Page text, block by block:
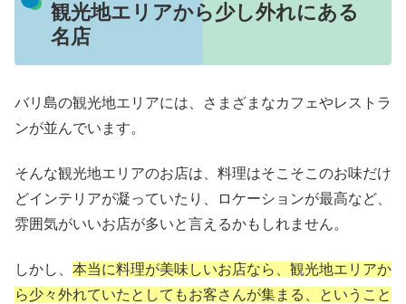
観光地エリアから少し外れにある
名店
バリ島の観光地エリアには、さまざまなカフェやレストラ
ンが並んでいます。
そんな観光地エリアのお店は、料理はそこそこのお味だけ
どインテリアが凝っていたり、ロケーションが最高など、
雰囲気がいいお店が多いと言えるかもしれません。
しかし、 本当に料理が美味しいお店なら、観光地エリアか
ら少々外れていたとしてもお客さんが集まる、ということ